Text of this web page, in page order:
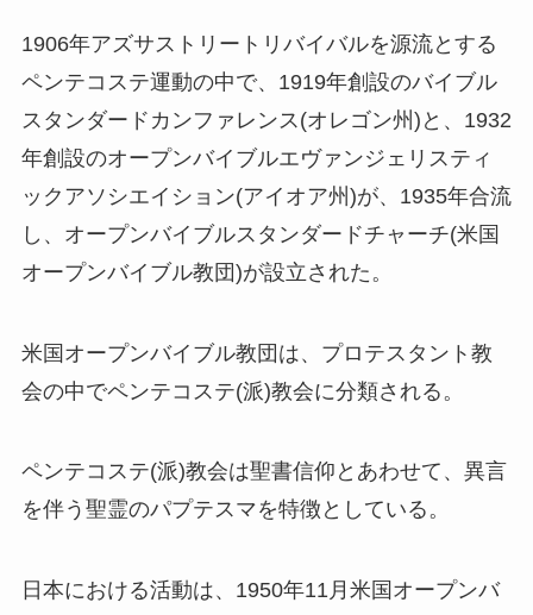
1906年アズサストリートリバイバルを源流とする
ペンテコステ運動の中で、1919年創設のバイブル
スタンダードカンファレンス(オレゴン州)と、1932
年創設のオープンバイブルエヴァンジェリスティ
ックアソシエイション(アイオア州)が、1935年合流
し、オープンバイブルスタンダードチャーチ(米国
オープンバイブル教団)が設立された。
米国オープンバイブル教団は、プロテスタント教
会の中でペンテコステ(派)教会に分類される。
ペンテコステ(派)教会は聖書信仰とあわせて、異言
を伴う聖霊のパプテスマを特徴としている。
日本における活動は、1950年11月米国オープンバ